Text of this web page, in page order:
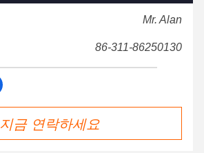
Mr. Alan
86-311-86250130
지금 연락하세요